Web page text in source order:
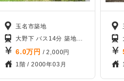
玉名市築地
大野下 バス14分 築地下バス停から徒歩13分
6.0万円 / 2,000円
1階 / 2000年03月